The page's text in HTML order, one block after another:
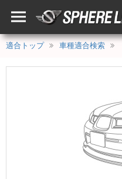
適合トップ 車種適合検索